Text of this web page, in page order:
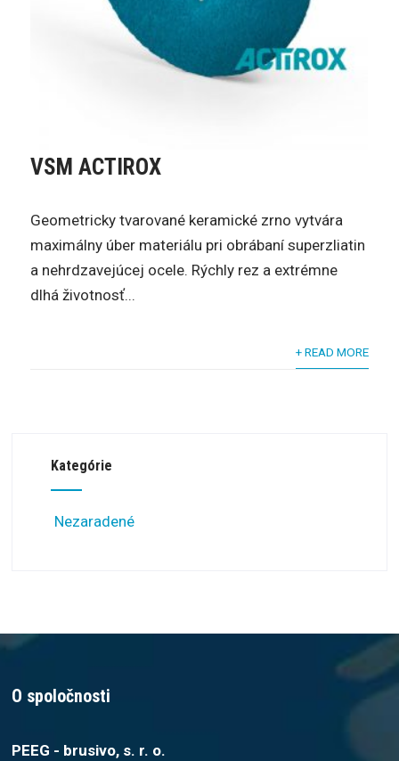
VSM ACTIROX
Geometricky tvarované keramické zrno vytvára
maximálny úber materiálu pri obrábaní superzliatin
a nehrdzavejúcej ocele. Rýchly rez a extrémne
dlhá životnosť...
+ READ MORE
Kategórie
Nezaradené
O spoločnosti
PEEG - brusivo, s. r. o.